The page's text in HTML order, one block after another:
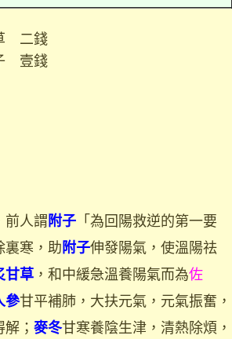
錢
錢
前人謂附子 「為回陽救逆的第一要
裏寒，助附子伸發陽氣，使溫陽祛
甘草 ，和中緩急溫養陽氣而為佐
參甘平補肺，大扶元氣，元氣振奮，
； 麥冬甘寒養陰生津，清熱除煩，